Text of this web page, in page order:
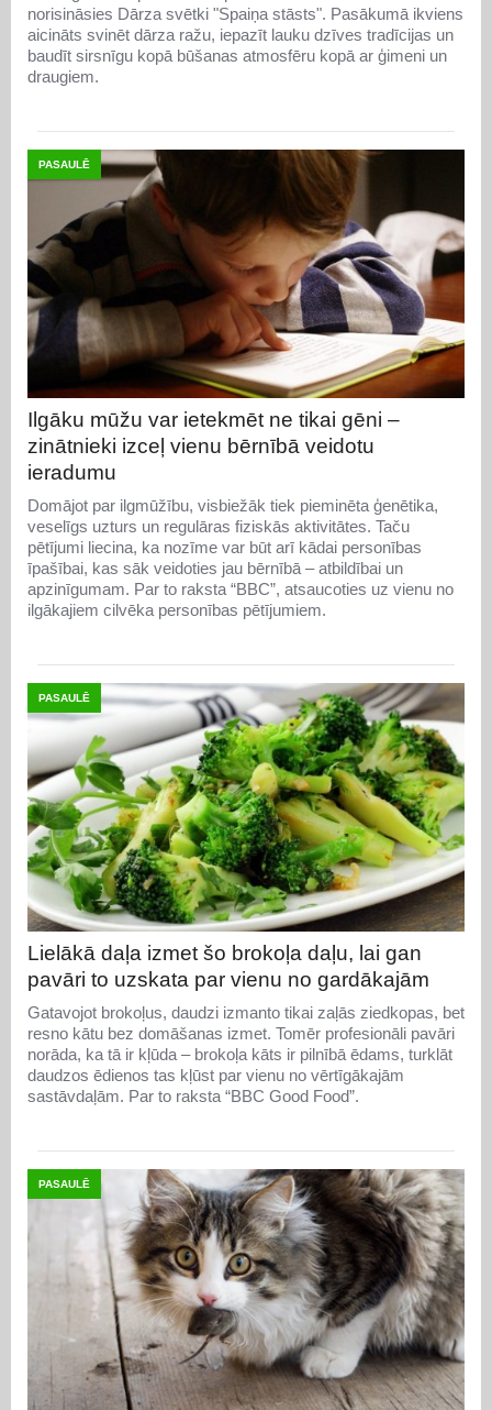
norisināsies Dārza svētki "Spaiņa stāsts". Pasākumā ikviens
aicināts svinēt dārza ražu, iepazīt lauku dzīves tradīcijas un
baudīt sirsnīgu kopā būšanas atmosfēru kopā ar ģimeni un
draugiem.
PASAULĒ
Ilgāku mūžu var ietekmēt ne tikai gēni –
zinātnieki izceļ vienu bērnībā veidotu
ieradumu
Domājot par ilgmūžību, visbiežāk tiek pieminēta ģenētika,
veselīgs uzturs un regulāras fiziskās aktivitātes. Taču
pētījumi liecina, ka nozīme var būt arī kādai personības
īpašībai, kas sāk veidoties jau bērnībā – atbildībai un
apzinīgumam. Par to raksta “BBC”, atsaucoties uz vienu no
ilgākajiem cilvēka personības pētījumiem.
PASAULĒ
Lielākā daļa izmet šo brokoļa daļu, lai gan
pavāri to uzskata par vienu no gardākajām
Gatavojot brokoļus, daudzi izmanto tikai zaļās ziedkopas, bet
resno kātu bez domāšanas izmet. Tomēr profesionāli pavāri
norāda, ka tā ir kļūda – brokoļa kāts ir pilnībā ēdams, turklāt
daudzos ēdienos tas kļūst par vienu no vērtīgākajām
sastāvdaļām. Par to raksta “BBC Good Food”.
PASAULĒ